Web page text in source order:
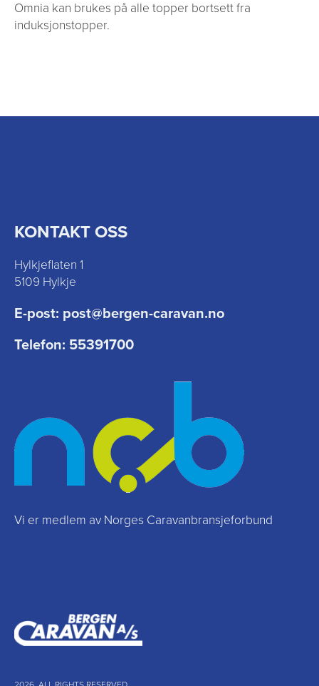
Omnia kan brukes på alle topper bortsett fra
induksjonstopper.
KONTAKT OSS
Hylkjeflaten 1
5109 Hylkje
E-post: post@bergen-caravan.no
Telefon: 55391700
Vi er medlem av Norges Caravanbransjeforbund